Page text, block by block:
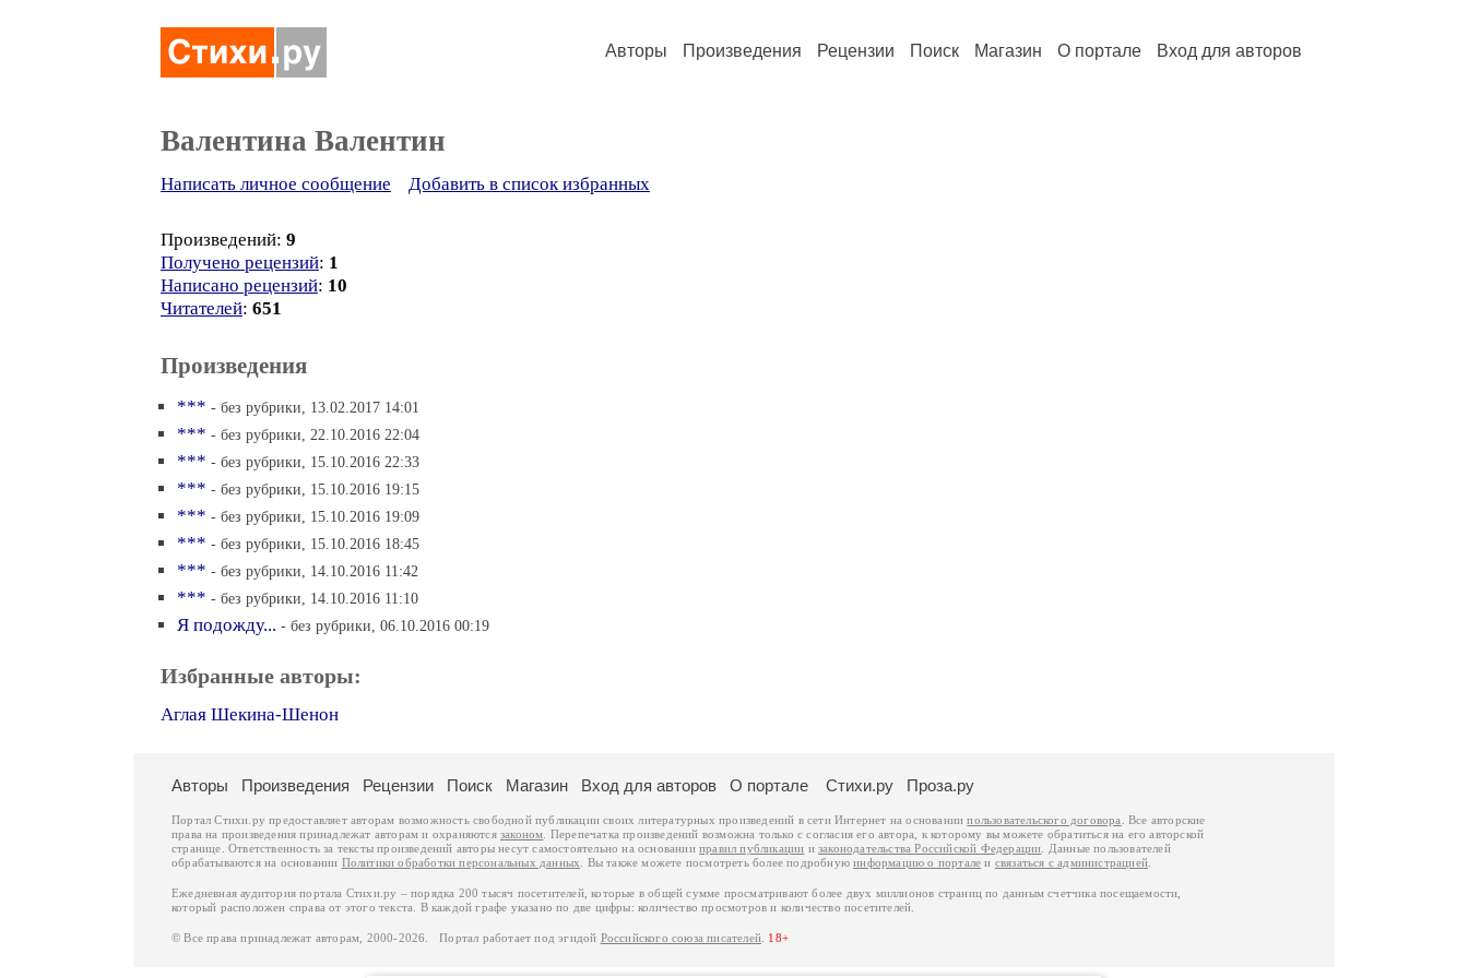
Авторы Произведения Рецензии Поиск Магазин О портале Вход для авторов
Валентина Валентин
Написать личное сообщение Добавить в список избранных
Произведений: 9
Получено рецензий: 1
Написано рецензий: 10
Читателей: 651
Произведения
*** - без рубрики, 13.02.2017 14:01
*** - без рубрики, 22.10.2016 22:04
*** - без рубрики, 15.10.2016 22:33
*** - без рубрики, 15.10.2016 19:15
*** - без рубрики, 15.10.2016 19:09
*** - без рубрики, 15.10.2016 18:45
*** - без рубрики, 14.10.2016 11:42
*** - без рубрики, 14.10.2016 11:10
Я подожду... - без рубрики, 06.10.2016 00:19
Избранные авторы:
Аглая Шекина-Шенон
Авторы Произведения Рецензии Поиск Магазин Вход для авторов О портале Стихи.ру Проза.ру
Портал Стихи.ру предоставляет авторам возможность свободной публикации своих литературных произведений в сети Интернет на основаниипользовательского договора
. Все авторские
права на произведения принадлежат авторам и охраняются законом . Перепечатка произведений возможна только с согласия его автора, к которому вы можете обратиться на его авторской
странице. Ответственность за тексты произведений авторы несут самостоятельно на основанииправил публикации изаконодательства Российской Федерации . Данные пользователей
обрабатываются на основании Политики обработки персональных данных . Вы также можете посмотреть более подробнуюинформацию о портале и связаться с администрацией
Ежедневная аудитория портала Стихи.ру – порядка 200 тысяч посетителей, которые в общей сумме просматривают более двух миллионов страниц по данным счетчика посещаемости,
который расположен справа от этого текста. В каждой графе указано по две цифры: количество просмотров и количество посетителей.
© Все права принадлежат авторам, 2000-2026. Портал работает под эгидой Российского союза писателей 18+